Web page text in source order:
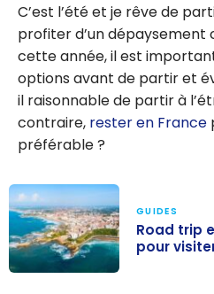
C’est l’été et je rêve de
profiter d’un dépaysement
cette année, il est
options avant de partir et
il raisonnable de partir à
contraire, rester en France
préférable ?
GUIDES
Road trip
pour